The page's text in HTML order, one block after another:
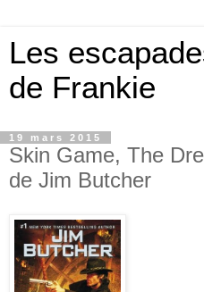
Les
de Frankie
19 mars 2015
Skin Game, The
de Jim Butcher